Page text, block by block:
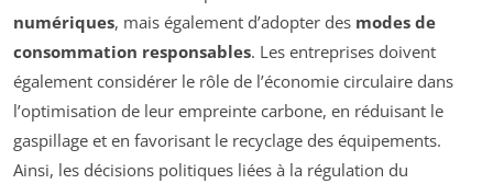
numériques, mais également d’adopter des modes de
consommation responsables. Les entreprises doivent
également considérer le rôle de l’économie circulaire dans
l’optimisation de leur empreinte carbone, en réduisant le
gaspillage et en favorisant le recyclage des équipements.
Ainsi, les décisions politiques liées à la régulation du